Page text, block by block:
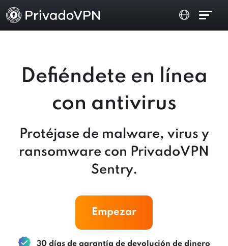
Defiéndete en línea
con antivirus
Protéjase de malware, virus y
ransomware con PrivadoVPN
Sentry.
Empezar
30 días de garantía de devolución de dinero